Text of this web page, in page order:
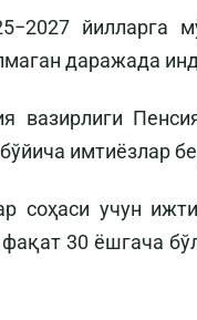
йилларга
даражада
вазирлиги
имтиёзлар
соҳаси учун
30 ёшгача